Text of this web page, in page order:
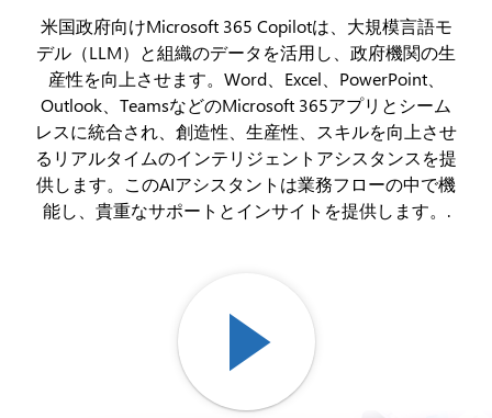
米国政府向けMicrosoft 365 Copilotは、大規模言語モ
デル（LLM）と組織のデータを活用し、政府機関の生
産性を向上させます。Word、Excel、PowerPoint、
Outlook、TeamsなどのMicrosoft 365アプリとシーム
レスに統合され、創造性、生産性、スキルを向上させ
るリアルタイムのインテリジェントアシスタンスを提
供します。このAIアシスタントは業務フローの中で機
能し、貴重なサポートとインサイトを提供します。.
